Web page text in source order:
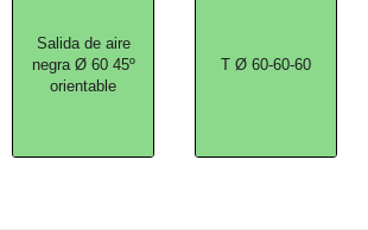
Salida de aire
negra Ø 60 45º
orientable
T Ø 60-60-60